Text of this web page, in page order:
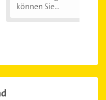
können Sie...